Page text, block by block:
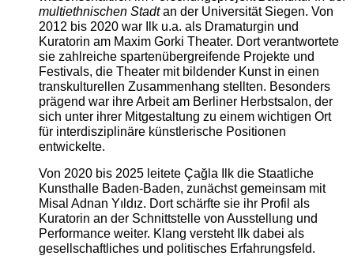
multiethnischen Stadtan der Universität Siegen. Von
2012 bis 2020 war Ilk u.a. als Dramaturgin und
Kuratorin am Maxim Gorki Theater. Dort verantwortete
sie zahlreiche spartenübergreifende Projekte und
Festivals, die Theater mit bildender Kunst in einen
transkulturellen Zusammenhang stellten. Besonders
prägend war ihre Arbeit am Berliner Herbstsalon, der
sich unter ihrer Mitgestaltung zu einem wichtigen Ort
für interdisziplinäre künstlerische Positionen
entwickelte.
Von 2020 bis 2025 leitete Çağla Ilk die Staatliche
Kunsthalle Baden-Baden, zunächst gemeinsam mit
Misal Adnan Yıldız. Dort schärfte sie ihr Profil als
Kuratorin an der Schnittstelle von Ausstellung und
Performance weiter. Klang versteht Ilk dabei als
gesellschaftliches und politisches Erfahrungsfeld.